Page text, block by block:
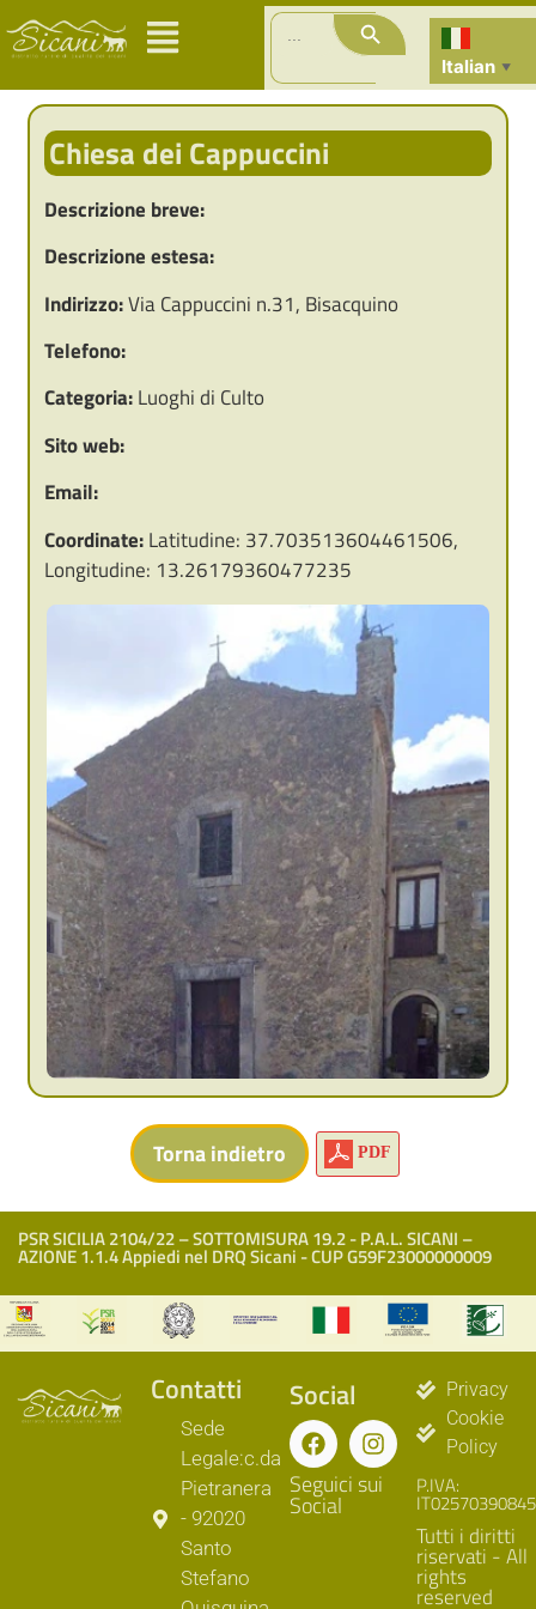
Search
for:
Search Button
Italian ▼
Chiesa dei Cappuccini
Descrizione breve:
Descrizione estesa:
Indirizzo:Via Cappuccini n.31, Bisacquino
Telefono:
Categoria:Luoghi di Culto
Sito web:
Email:
Coordinate:Latitudine: 37.703513604461506,
Longitudine: 13.26179360477235
PDF
PSR SICILIA 2104/22 – SOTTOMISURA 19.2 - P.A.L. SICANI –
AZIONE 1.1.4 Appiedi nel DRQ Sicani - CUP G59F23000000009
Contatti
Sede
Legale:c.da
Pietranera
- 92020
Santo
Stefano
Social
Seguici sui
Social
Privacy
Cookie
Policy
P.IVA:
IT02570390845
Tutti i diritti
riservati - All
rights
reserved